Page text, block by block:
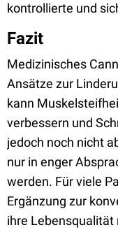
kontrollierte und
Fazit
Medizinisches
Ansätze zur
kann
verbessern und
jedoch noch nicht
nur in enger
werden. Für viele
Ergänzung zur
ihre